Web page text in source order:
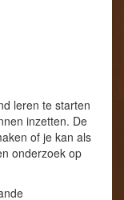
leren te starten
inzetten. De
of je kan als
onderzoek op